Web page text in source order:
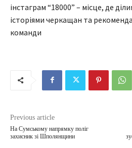
інстаграм “18000” – місце, де
історіями черкащан та
команди
Previous article
На Сумському напрямку поліг
захисник зі Шполянщини